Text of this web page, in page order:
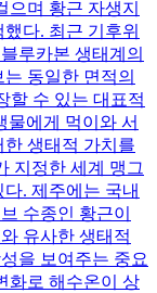
으며 황근 자생지
다. 최근 기후위
루카본 생태계의
동일한 면적의
할 수 있는 대표적
물에게 먹이와 서
생태적 가치를
지정한 세계 맹그
. 제주에는 국내
수종인 황근이
유사한 생태적
을 보여주는 중요
화로 해수온이 상